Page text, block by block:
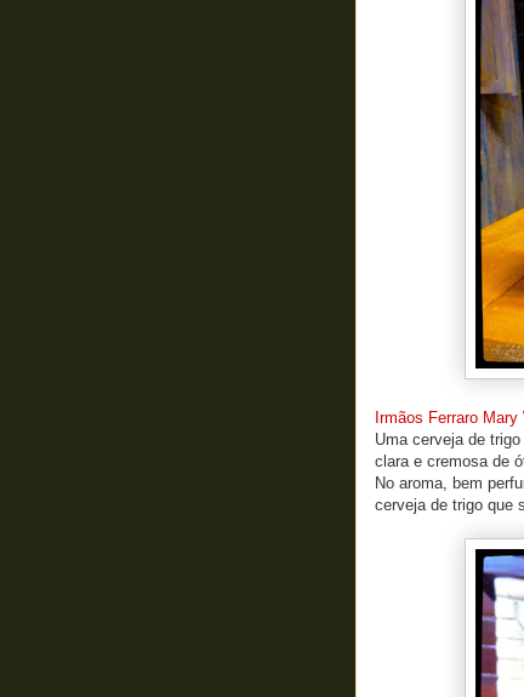
Irmãos Ferraro
Uma cerveja de
clara e cremosa de
No aroma, bem
cerveja de trigo que